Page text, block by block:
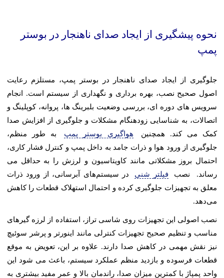
نحوه پیشگیری از ایجاد صدای ناهنجار در بوستر
پمپ
جلوگیری از ایجاد صدای ناهنجار در بوستر پمپ، مستلزم رعایت
اصول صحیح نصب، بهره برداری و نگهداری از سیستم است. انجام
سرویس های دوره ای، بررسی وضعیت بلبرینگ ها، پروانه، کوپلینگ و
اتصالات، به شناسایی زودهنگام مشکلات و جلوگیری از افزایش صدا
کمک می کند. همچنین
هواگیری بوستر پمپ
به طور منظم،
جلوگیری از ورود هوا و ذرات جامد به داخل پمپ و کنترل فشار کاری،
احتمال بروز مشکلاتی مانند کاویتاسیون و لرزش را به حداقل می
رساند. نصب
فیلتر شنی
در سیستم‌های آبرسانی، از ورود ذرات
معلق به تجهیزات جلوگیری کرده و احتمال استهلاک قطعات را کاهش
می‌دهد.
نصب اصولی این تجهیزات روی شاسی تراز، استفاده از لرزه گیرهای
مناسب و تنظیم صحیح تجهیزات کنترلی مانند اینورتر و پرشر سوئیچ
نیز نقش مهمی در کاهش صدا دارند. علاوه بر این، تعویض به موقع
قطعات فرسوده و بازدید منظم عملکرد سیستم، باعث می شود این
واحد پمپاژ با کمترین میزان صدا، راندمان بالا و عمر مفید بیشتری به